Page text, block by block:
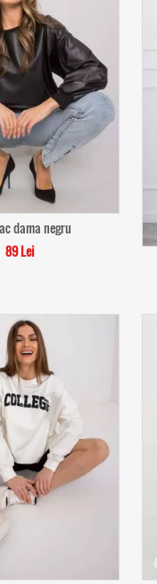
dama negru
89 Lei